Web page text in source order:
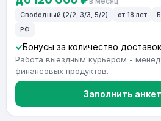
Свободный (2/2, 3/3, 5/2) от 18 лет
РФ
Бонусы за количество доставок
Работа выездным курьером -
финансовых продуктов.
Заполнить